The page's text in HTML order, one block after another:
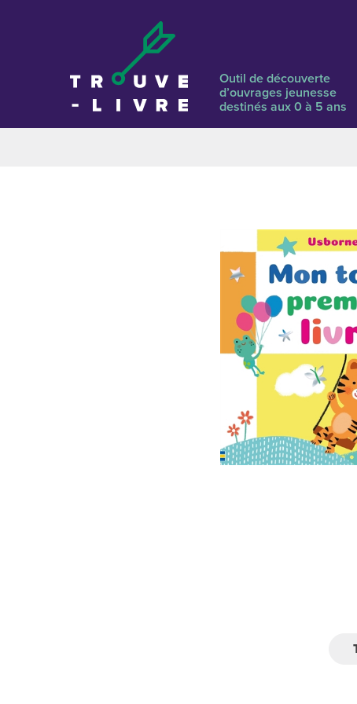
Outil de découverte
d’ouvrages jeunesse
destinés aux 0 à 5 ans